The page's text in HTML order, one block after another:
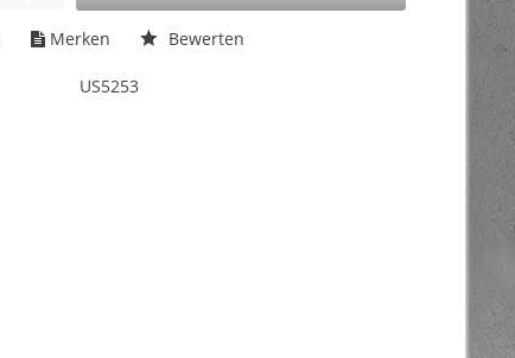
Merken Bewerten
US5253